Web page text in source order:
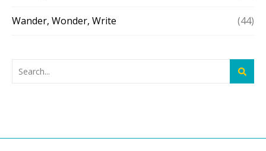
Wander, Wonder, Write (44)